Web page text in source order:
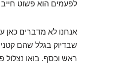
לפעמים הוא פשוט
אנחנו לא מדברים כאן
שבדיוק בגלל שהם
ראש וכסף. בואו נצלול